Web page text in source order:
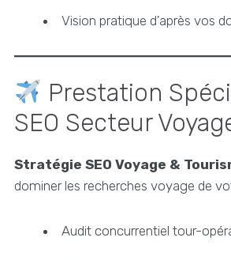
Vision pratique d'après vos
Prestation
SEO Secteur
Stratégie SEO Voyage &
dominer les recherches voyage de
Audit concurrentiel tour-